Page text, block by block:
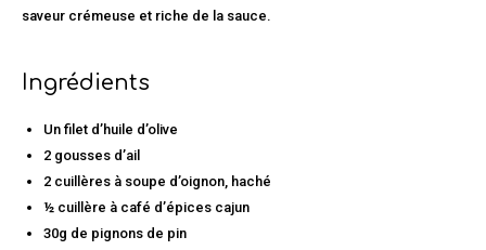
saveur crémeuse et riche de la sauce.
Ingrédients
Un filet d’huile d’olive
2 gousses d’ail
2 cuillères à soupe d’oignon, haché
½ cuillère à café d’épices cajun
30g de pignons de pin